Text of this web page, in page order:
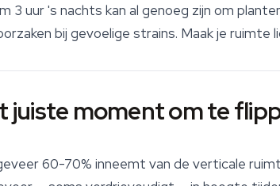
3 uur 's nachts kan al genoeg zijn om
bij gevoelige strains. Maak je ruimte
juiste moment om te
60-70% inneemt van de verticale